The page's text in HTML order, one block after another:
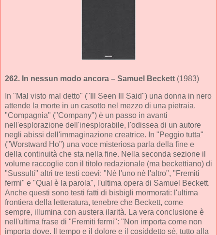
262. In nessun modo ancora – Samuel Beckett (1983)
In "Mal visto mal detto" ("Ill Seen Ill Said") una donna in nero
attende la morte in un casotto nel mezzo di una pietraia.
"Compagnia" ("Company") è un passo in avanti
nell'esplorazione dell'inesplorabile, l'odissea di un autore
negli abissi dell'immaginazione creatrice. In "Peggio tutta"
("Worstward Ho") una voce misteriosa parla della fine e
della continuità che sta nella fine. Nella seconda sezione il
volume raccoglie con il titolo redazionale (ma beckettiano) di
"Sussulti" altri tre testi coevi: "Né l'uno nè l'altro", "Fremiti
fermi" e "Qual è la parola", l'ultima opera di Samuel Beckett.
Anche questi sono testi fatti di bisbigli mormorati: l'ultima
frontiera della letteratura, tenebre che Beckett, come
sempre, illumina con austera ilarità. La vera conclusione è
nell'ultima frase di "Fremiti fermi": "Non importa come non
importa dove. Il tempo e il dolore e il cosiddetto sé, tutto alla